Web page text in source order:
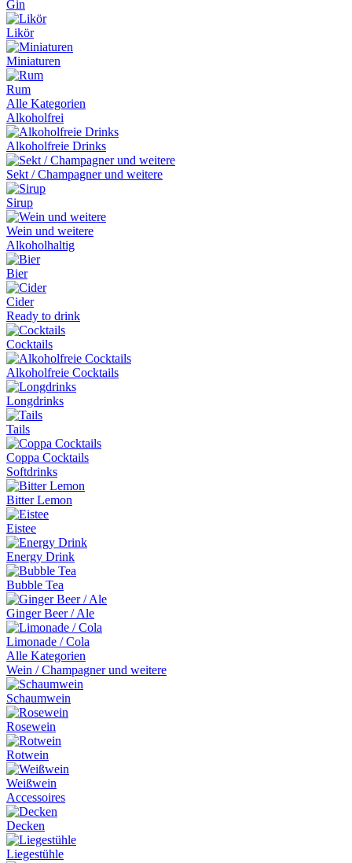
Gin
Likör
Miniaturen
Rum
Alle Kategorien
Alkoholfrei
Alkoholfreie Drinks
Sekt / Champagner und weitere
Sirup
Wein und weitere
Alkoholhaltig
Bier
Cider
Ready to drink
Cocktails
Alkoholfreie Cocktails
Longdrinks
Tails
Coppa Cocktails
Softdrinks
Bitter Lemon
Eistee
Energy Drink
Bubble Tea
Ginger Beer / Ale
Limonade / Cola
Alle Kategorien
Wein / Champagner und weitere
Schaumwein
Rosewein
Rotwein
Weißwein
Accessoires
Decken
Liegestühle